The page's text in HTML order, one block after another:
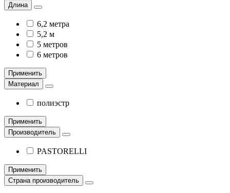
Длина
6,2 метра
5,2 м
5 метров
6 метров
Применить
Материал
полиэстр
Применить
Производитель
PASTORELLI
Применить
Страна производитель